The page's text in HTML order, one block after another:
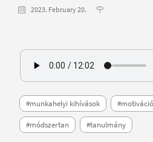
2023. February 20.
#munkahelyi kihívások #motiváció
#módszertan #tanulmány